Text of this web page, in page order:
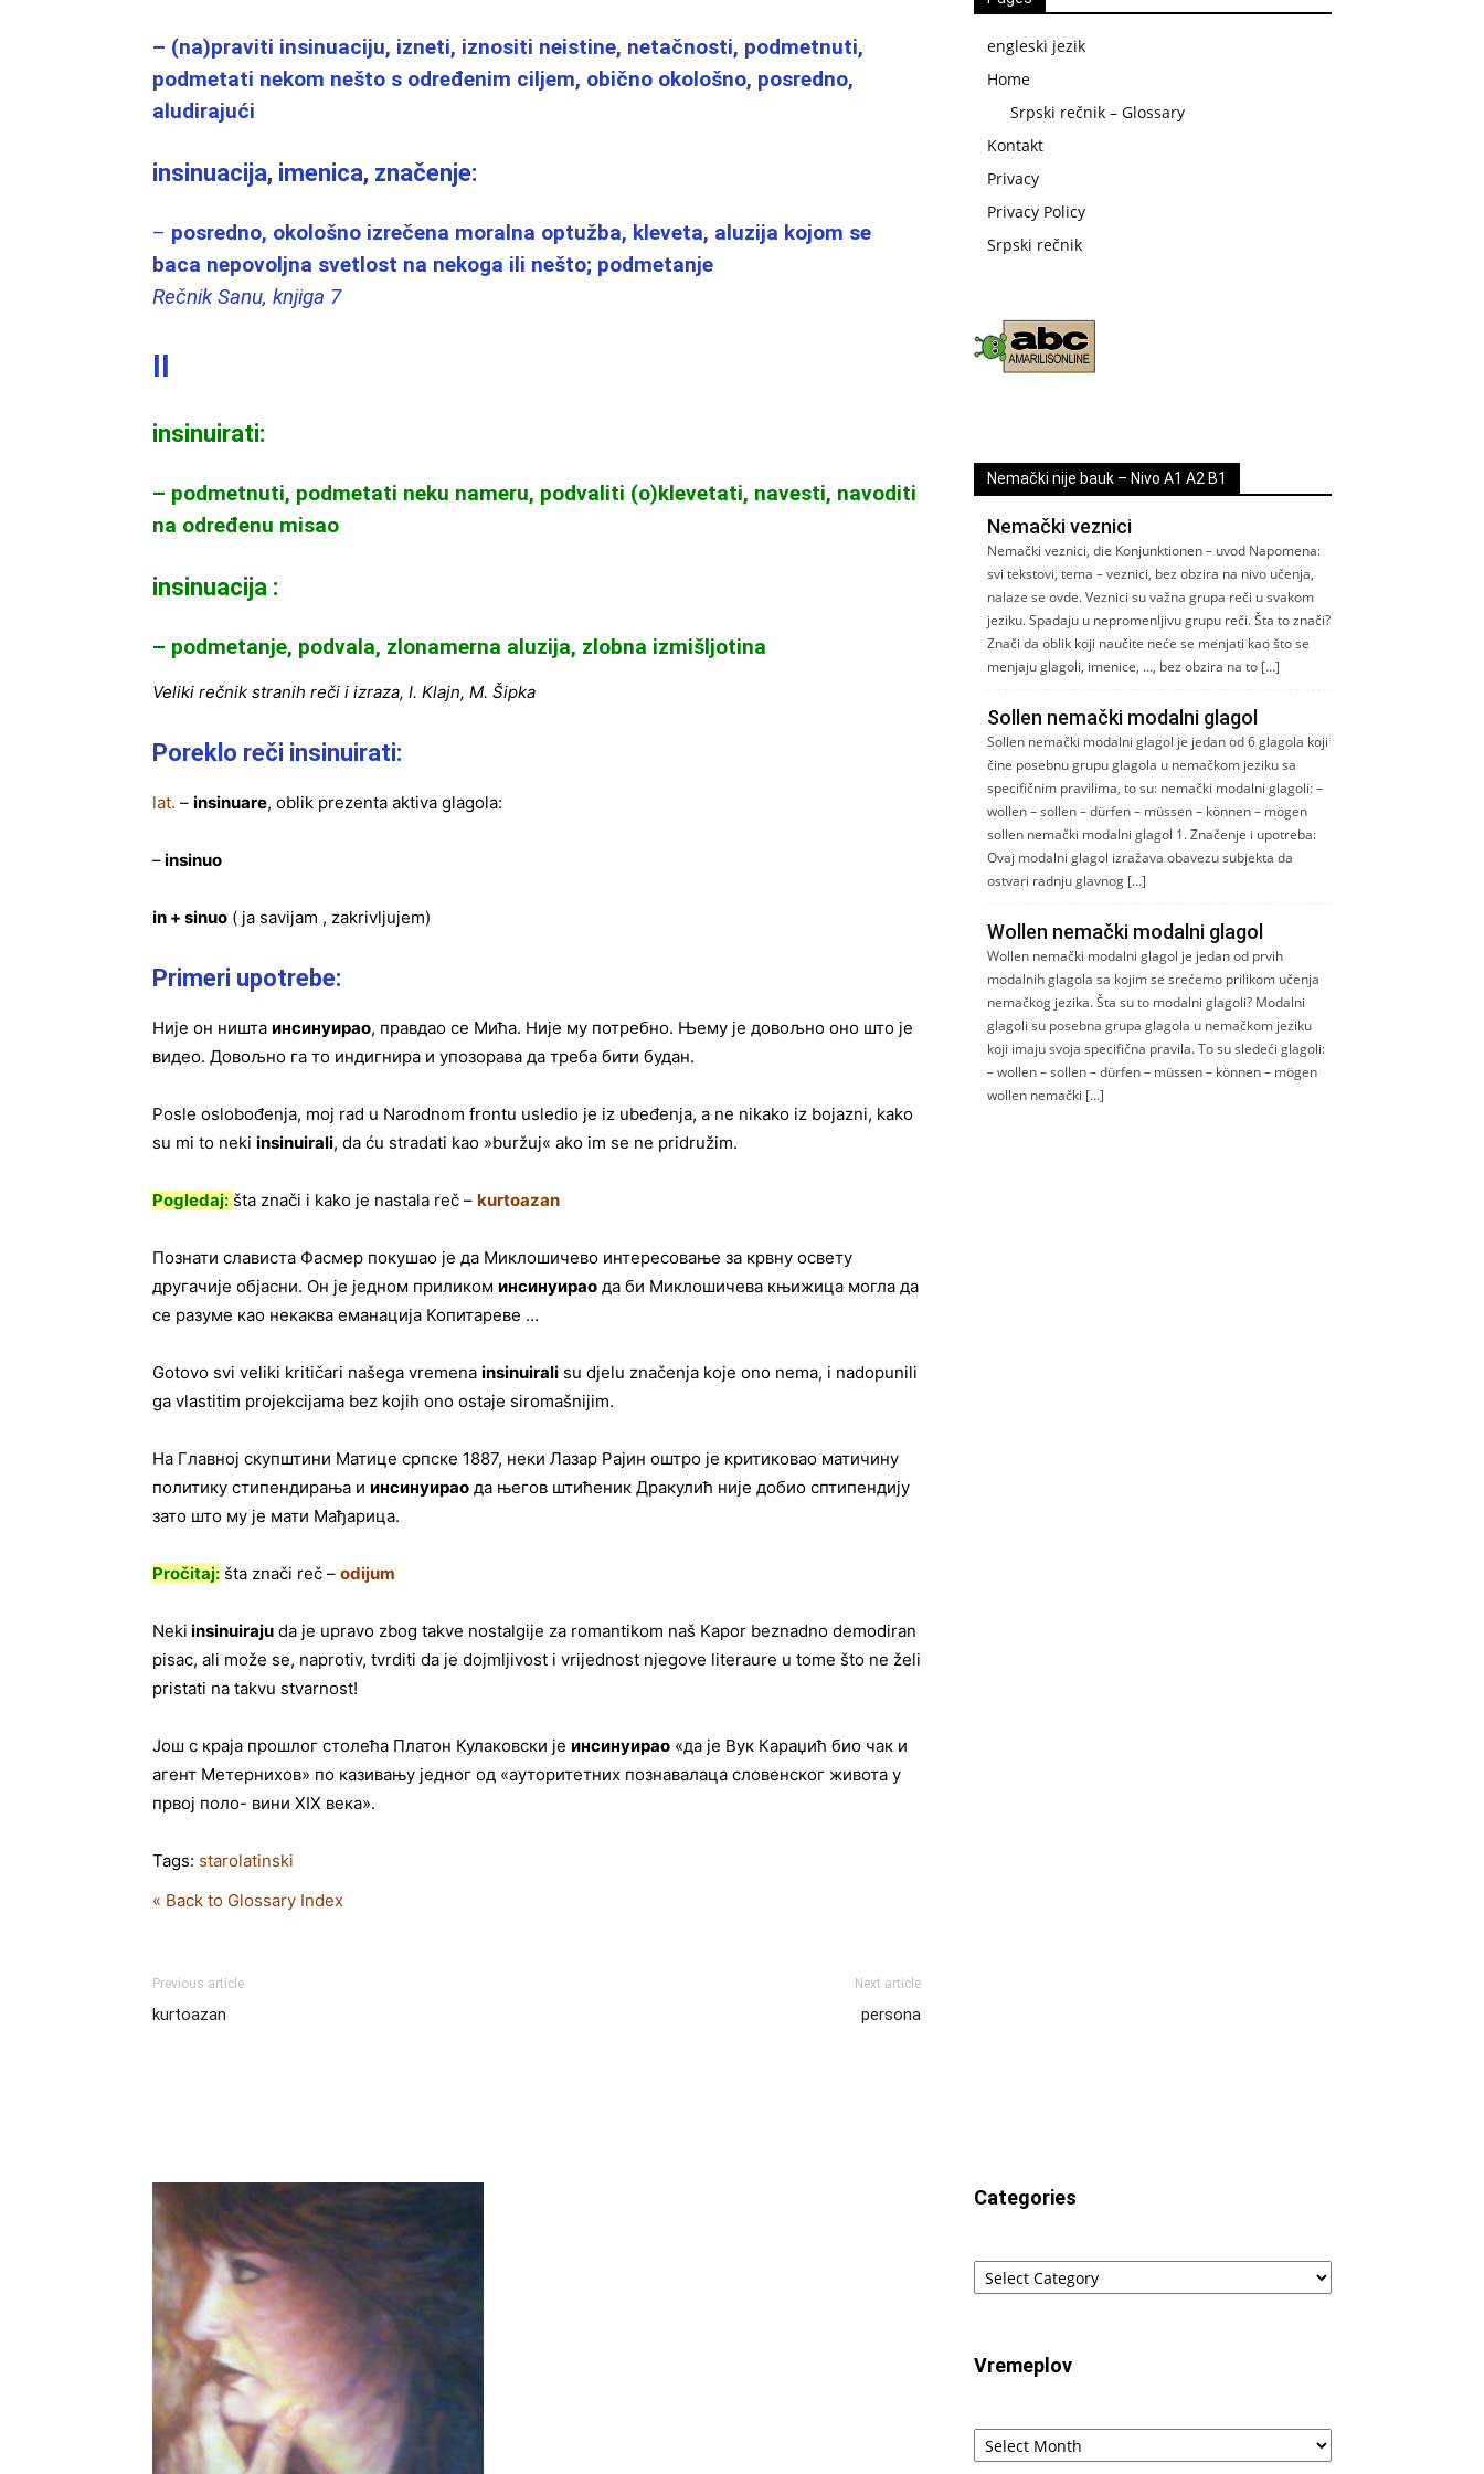
– (na)praviti insinuaciju, izneti, iznositi neistine, netačnosti, podmetnuti,
podmetati nekom nešto s određenim ciljem, obično okološno, posredno,
aludirajući
insinuacija, imenica, značenje:
– posredno, okološno izrečena moralna optužba, kleveta, aluzija kojom se
baca nepovoljna svetlost na nekoga ili nešto; podmetanje
Rečnik Sanu, knjiga 7
II
insinuirati:
– podmetnuti, podmetati neku nameru, podvaliti (o)klevetati, navesti, navoditi
na određenu misao
insinuacija :
– podmetanje, podvala, zlonamerna aluzija, zlobna izmišljotina
Veliki rečnik stranih reči i izraza, I. Klajn, M. Šipka
Poreklo reči insinuirati:
lat. – insinuare, oblik prezenta aktiva glagola:
–insinuo
in + sinuo ( ja savijam , zakrivljujem)
Primeri upotrebe:
Није он ништа инсинуирао, правдао се Мића. Није му потребно. Њему је довољно оно што је
видео. Довољно га то индигнира и упозорава да треба бити будан.
Posle oslobođenja, moj rad u Narodnom frontu usledio je iz ubeđenja, a ne nikako iz bojazni, kako
su mi to neki insinuirali, da ću stradati kao »buržuj« ako im se ne pridružim.
Pogledaj: šta znači i kako je nastala reč – kurtoazan
Познати слависта Фасмер покушао је да Миклошичево интересовање за крвну освету
другачије објасни. Он је једном приликом инсинуирао да би Миклошичева књижица могла да
се разуме као некаква еманација Копитареве …
Gotovo svi veliki kritičari našega vremena insinuirali su djelu značenja koje ono nema, i nadopunili
ga vlastitim projekcijama bez kojih ono ostaje siromašnijim.
На Главној скупштини Матице српске 1887, неки Лазар Рајин оштро је критиковао матичину
политику стипендирања и инсинуирао да његов штићеник Дракулић није добио сптипендију
зато што му је мати Мађарица.
Pročitaj: šta znači reč – odijum
Neki insinuiraju da je upravo zbog takve nostalgije za romantikom naš Kapor beznadno demodiran
pisac, ali može se, naprotiv, tvrditi da je dojmljivost i vrijednost njegove literaure u tome što ne želi
pristati na takvu stvarnost!
Још с краја прошлог столећа Платон Кулаковски је инсинуирао «да је Вук Караџић био чак и
агент Метернихов» по казивању једног од «ауторитетних познавалаца словенског живота у
првој поло- вини ХIХ века».
Tags: starolatinski
« Back to Glossary Index
Previous article
kurtoazan
Next article
persona
engleski jezik
Home
Srpski rečnik – Glossary
Kontakt
Privacy
Privacy Policy
Srpski rečnik
Nemački nije bauk – Nivo A1 A2 B1
Nemački veznici
Nemački veznici, die Konjunktionen – uvod Napomena:
svi tekstovi, tema – veznici, bez obzira na nivo učenja,
nalaze se ovde. Veznici su važna grupa reči u svakom
jeziku. Spadaju u nepromenljivu grupu reči. Šta to znači?
Znači da oblik koji naučite neće se menjati kao što se
menjaju glagoli, imenice, …, bez obzira na to […]
Sollen nemački modalni glagol
Sollen nemački modalni glagol je jedan od 6 glagola koji
čine posebnu grupu glagola u nemačkom jeziku sa
specifičnim pravilima, to su: nemački modalni glagoli: –
wollen – sollen – dürfen – müssen – können – mögen
sollen nemački modalni glagol 1. Značenje i upotreba:
Ovaj modalni glagol izražava obavezu subjekta da
ostvari radnju glavnog […]
Wollen nemački modalni glagol
Wollen nemački modalni glagol je jedan od prvih
modalnih glagola sa kojim se srećemo prilikom učenja
nemačkog jezika. Šta su to modalni glagoli? Modalni
glagoli su posebna grupa glagola u nemačkom jeziku
koji imaju svoja specifična pravila. To su sledeći glagoli:
– wollen – sollen – dürfen – müssen – können – mögen
wollen nemački […]
Categories
Categories
Vremeplov
Vremeplov